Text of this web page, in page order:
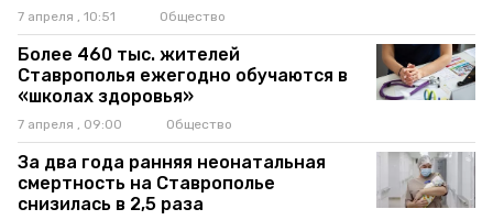
7 апреля , 10:51 Общество
Более 460 тыс. жителей
Ставрополья ежегодно обучаются в
«школах здоровья»
7 апреля , 09:00 Общество
За два года ранняя неонатальная
смертность на Ставрополье
снизилась в 2,5 раза